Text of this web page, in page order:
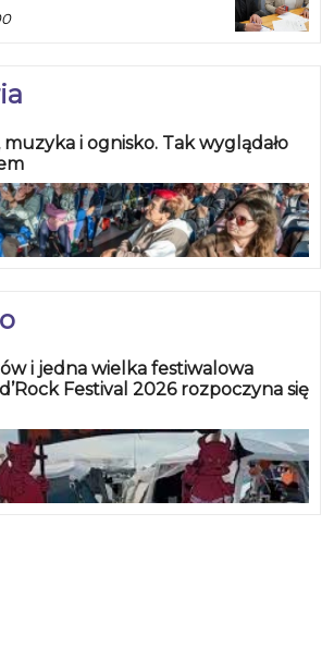
muzyka i ognisko. Tak wyglądało
i jedna wielka festiwalowa
Festival 2026 rozpoczyna się